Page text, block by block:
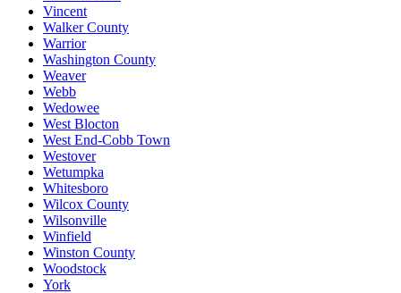
Vincent
Walker County
Warrior
Washington County
Weaver
Webb
Wedowee
West Blocton
West End-Cobb Town
Westover
Wetumpka
Whitesboro
Wilcox County
Wilsonville
Winfield
Winston County
Woodstock
York